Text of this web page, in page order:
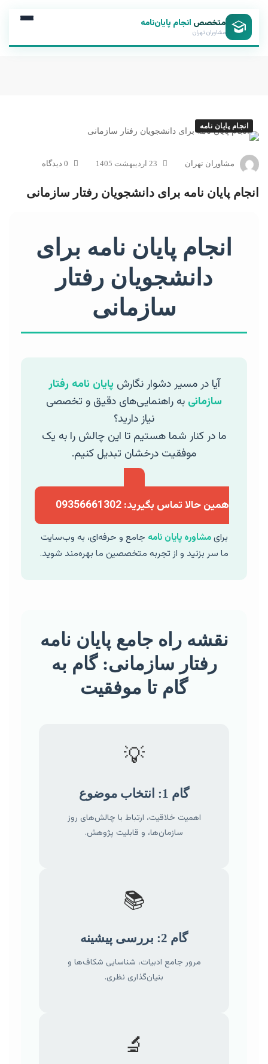
متخصص انجام پایان‌نامه
مشاوران تهران
انجام پایان نامه
مشاوران تهران 23 اردیبهشت 1405 0 دیدگاه
انجام پایان نامه برای دانشجویان رفتار سازمانی
انجام پایان نامه برای
دانشجویان رفتار
سازمانی
آیا در مسیر دشوار نگارشپایان نامه رفتار
سازمانی به راهنمایی‌های دقیق و تخصصی
نیاز دارید؟
ما در کنار شما هستیم تا این چالش را به یک
موفقیت درخشان تبدیل کنیم.
همین حالا تماس بگیرید: 09356661302
برایمشاوره پایان نامه جامع و حرفه‌ای، به وب‌سایت
ما سر بزنید و از تجربه متخصصین ما بهره‌مند شوید.
نقشه راه جامع پایان نامه
رفتار سازمانی: گام به
گام تا موفقیت
💡
گام 1: انتخاب موضوع
اهمیت خلاقیت، ارتباط با چالش‌های روز
سازمان‌ها، و قابلیت پژوهش.
📚
گام 2: بررسی پیشینه
مرور جامع ادبیات، شناسایی شکاف‌ها و
بنیان‌گذاری نظری.
🔬